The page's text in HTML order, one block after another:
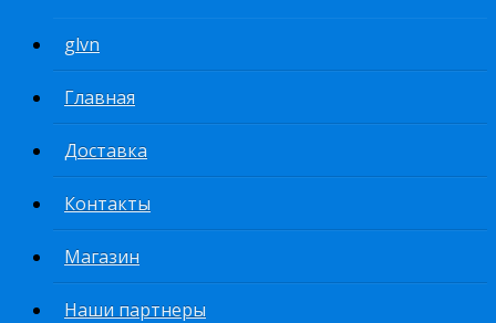
glvn
Главная
Доставка
Контакты
Магазин
Наши партнеры